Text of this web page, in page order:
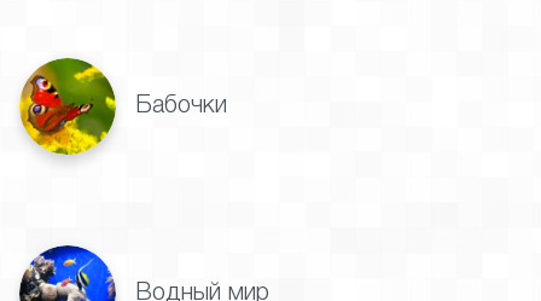
Бабочки
Водный мир